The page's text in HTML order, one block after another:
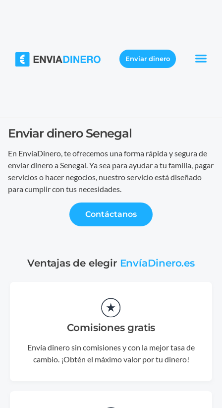
Enviar dinero
Enviar dinero Senegal
En EnvíaDinero, te ofrecemos una forma rápida y segura de
enviar dinero a Senegal. Ya sea para ayudar a tu familia, pagar
servicios o hacer negocios, nuestro servicio está diseñado
para cumplir con tus necesidades.
Contáctanos
Ventajas de elegir EnvíaDinero.es
Comisiones gratis
Envía dinero sin comisiones y con la mejor tasa de
cambio. ¡Obtén el máximo valor por tu dinero!